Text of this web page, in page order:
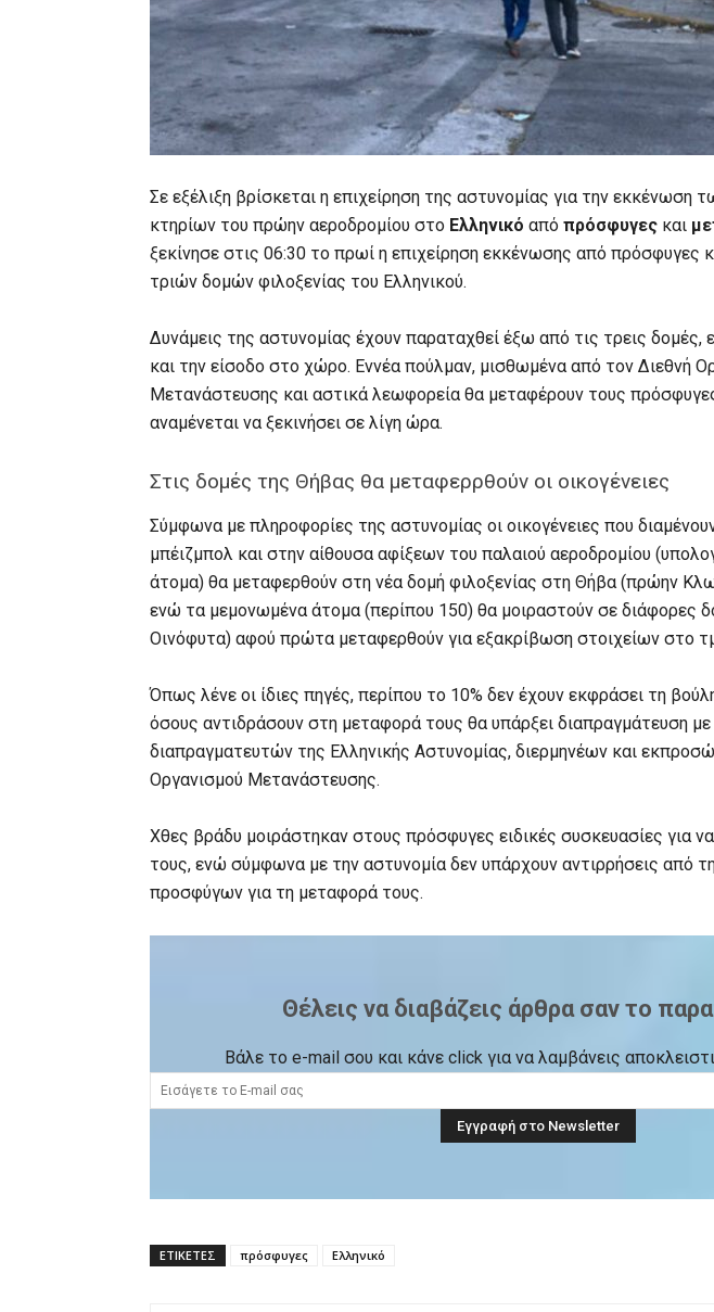
Σε εξέλιξη βρίσκεται η επιχείρηση της αστυνομίας για την
κτηρίων του πρώην αεροδρομίου στο Ελληνικό από πρόσφυγες και
ξεκίνησε στις 06:30 το πρωί η επιχείρηση εκκένωσης από πρόσφυγες
τριών δομών φιλοξενίας του Ελληνικού.
Δυνάμεις της αστυνομίας έχουν παραταχθεί έξω από τις τρεις δομές,
και την είσοδο στο χώρο. Εννέα πούλμαν, μισθωμένα από τον Διεθνή
Μετανάστευσης και αστικά λεωφορεία θα μεταφέρουν τους
αναμένεται να ξεκινήσει σε λίγη ώρα.
Στις δομές της Θήβας θα μεταφερρθούν οι οικογένειες
Σύμφωνα με πληροφορίες της αστυνομίας οι οικογένειες που
μπέιζμπολ και στην αίθουσα αφίξεων του παλαιού αεροδρομίου
άτομα) θα μεταφερθούν στη νέα δομή φιλοξενίας στη Θήβα (πρώην
ενώ τα μεμονωμένα άτομα (περίπου 150) θα μοιραστούν σε διάφορες
Οινόφυτα) αφού πρώτα μεταφερθούν για εξακρίβωση στοιχείων στο
Όπως λένε οι ίδιες πηγές, περίπου το 10% δεν έχουν εκφράσει τη
όσους αντιδράσουν στη μεταφορά τους θα υπάρξει διαπραγμάτευση
διαπραγματευτών της Ελληνικής Αστυνομίας, διερμηνέων και
Οργανισμού Μετανάστευσης.
Χθες βράδυ μοιράστηκαν στους πρόσφυγες ειδικές συσκευασίες για
τους, ενώ σύμφωνα με την αστυνομία δεν υπάρχουν αντιρρήσεις από
προσφύγων για τη μεταφορά τους.
Θέλεις να διαβάζεις άρθρα σαν το
Βάλε το e-mail σου και κάνε click για να λαμβάνεις
ΕΤΙΚΕΤΕΣ πρόσφυγες Ελληνικό